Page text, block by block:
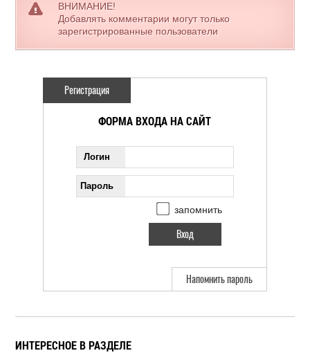
ВНИМАНИЕ!
Добавлять комментарии могут только
зарегистрированные пользователи
Регистрация
ФОРМА ВХОДА НА САЙТ
Логин
Пароль
запомнить
Напомнить пароль
ИНТЕРЕСНОЕ В РАЗДЕЛЕ